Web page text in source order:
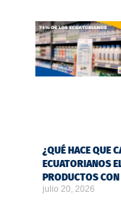
¿QUÉ HACE QUE
ECUATORIANOS
PRODUCTOS
julio 20, 2026